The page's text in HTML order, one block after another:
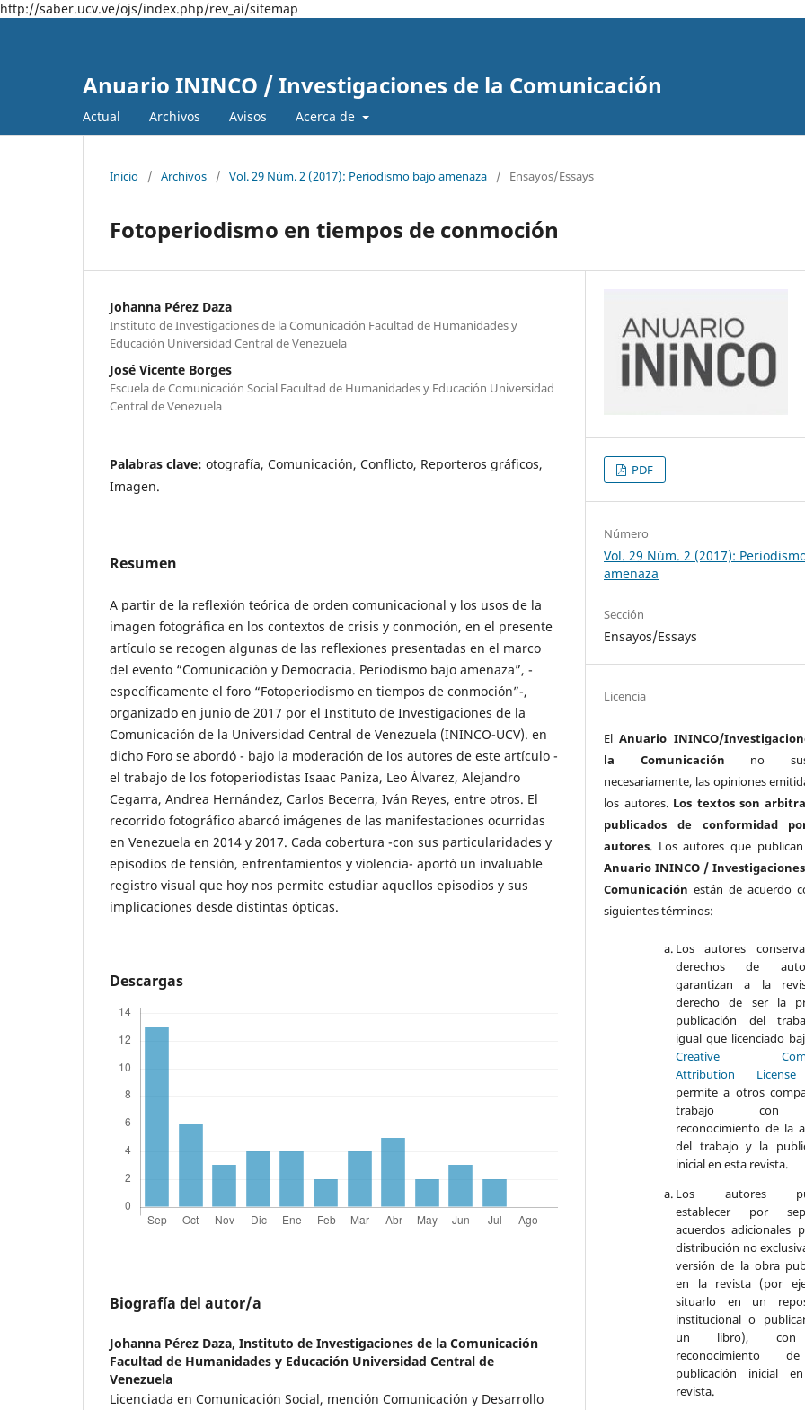
http://saber.ucv.ve/ojs/index.php/rev_ai/sitemap
Anuario ININCO / Investigaciones de la Comunicación
Actual Archivos Avisos Acerca de
Inicio / Archivos / Vol. 29 Núm. 2 (2017): Periodismo bajo amenaza / Ensayos/Essays
Fotoperiodismo en tiempos de conmoción
Johanna Pérez Daza
Instituto de Investigaciones de la Comunicación Facultad de Humanidades y
Educación Universidad Central de Venezuela
José Vicente Borges
Escuela de Comunicación Social Facultad de Humanidades y Educación Universidad
Central de Venezuela
Palabras clave: otografía, Comunicación, Conflicto, Reporteros gráficos,
Imagen.
Resumen
A partir de la reflexión teórica de orden comunicacional y los usos de la
imagen fotográfica en los contextos de crisis y conmoción, en el presente
artículo se recogen algunas de las reflexiones presentadas en el marco
del evento “Comunicación y Democracia. Periodismo bajo amenaza”, -
específicamente el foro “Fotoperiodismo en tiempos de conmoción”-,
organizado en junio de 2017 por el Instituto de Investigaciones de la
Comunicación de la Universidad Central de Venezuela (ININCO-UCV). en
dicho Foro se abordó - bajo la moderación de los autores de este artículo -
el trabajo de los fotoperiodistas Isaac Paniza, Leo Álvarez, Alejandro
Cegarra, Andrea Hernández, Carlos Becerra, Iván Reyes, entre otros. El
recorrido fotográfico abarcó imágenes de las manifestaciones ocurridas
en Venezuela en 2014 y 2017. Cada cobertura -con sus particularidades y
episodios de tensión, enfrentamientos y violencia- aportó un invaluable
registro visual que hoy nos permite estudiar aquellos episodios y sus
implicaciones desde distintas ópticas.
Descargas
Biografía del autor/a
Johanna Pérez Daza, Instituto de Investigaciones de la Comunicación
Facultad de Humanidades y Educación Universidad Central de
Venezuela
Licenciada en Comunicación Social, mención Comunicación y Desarrollo
PDF
Número
Vol. 29 Núm. 2 (2017):
amenaza
Sección
Ensayos/Essays
Licencia
ElAnuario ININCO/
la Comunicación no
necesariamente, las opiniones
los autores.Los textos son
publicados de conformidad
autores. Los autores que
Anuario ININCO /
Comunicaciónestán de acuerdo
siguientes términos:
Los autores
derechos de
garantizan a la
derecho de ser la
publicación del
igual que licenciado
Creative
Attribution License
permite a otros
trabajo con
reconocimiento de la
del trabajo y la
inicial en esta revista.
Los autores
establecer por
acuerdos adicionales
distribución no
versión de la obra
en la revista (por
situarlo en un
institucional o
un libro),
reconocimiento
publicación inicial
revista.